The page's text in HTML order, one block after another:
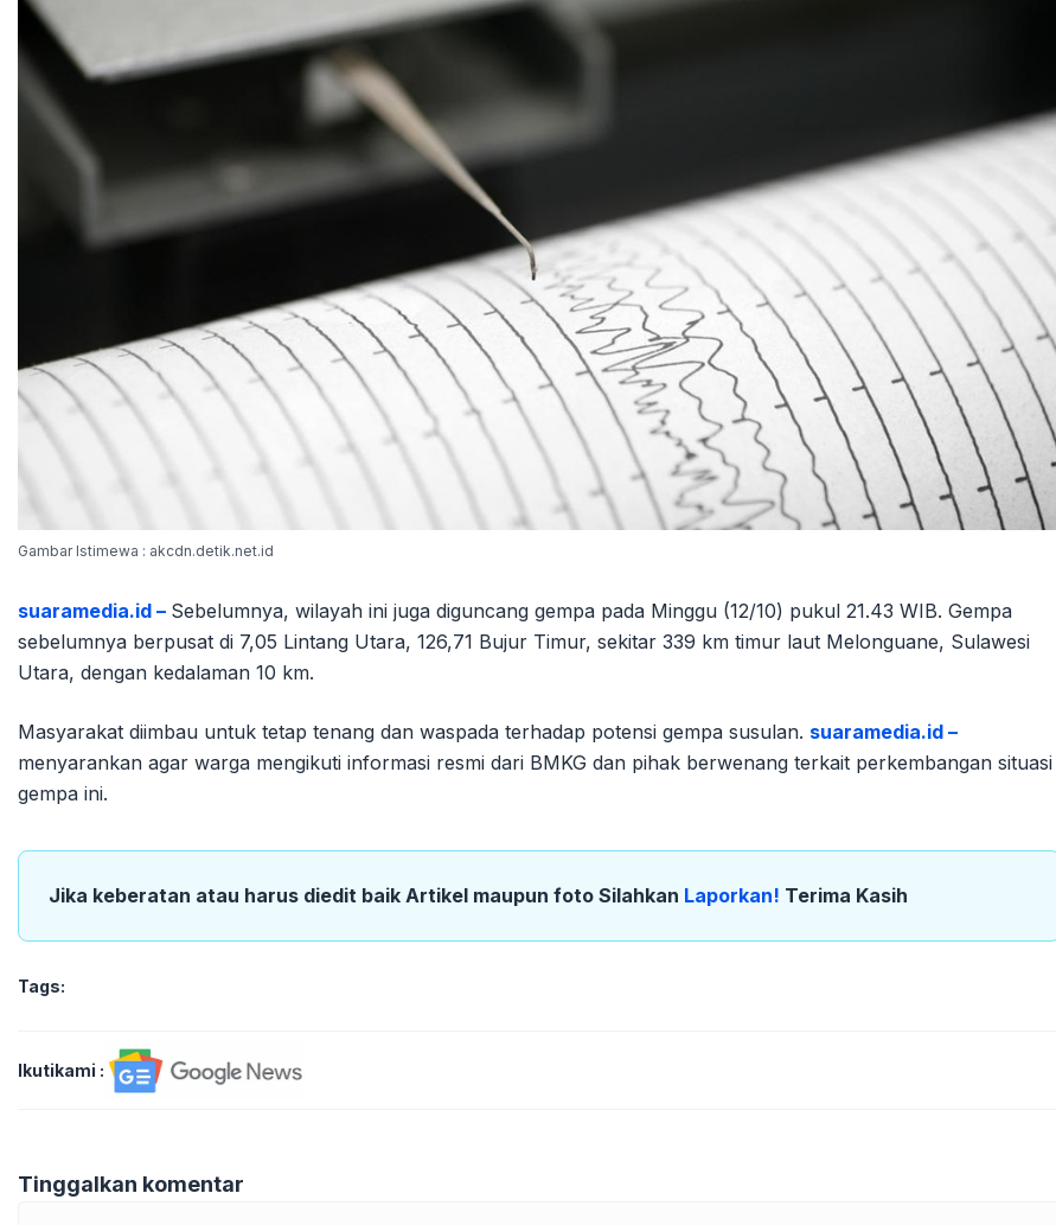
Gambar Istimewa : akcdn.detik.net.id
suaramedia.id – Sebelumnya, wilayah ini juga diguncang gempa pada Minggu (12/10) pukul 21.43 WIB. Gempa
sebelumnya berpusat di 7,05 Lintang Utara, 126,71 Bujur Timur, sekitar 339 km timur laut Melonguane, Sulawesi
Utara, dengan kedalaman 10 km.
Masyarakat diimbau untuk tetap tenang dan waspada terhadap potensi gempa susulan. suaramedia.id –
menyarankan agar warga mengikuti informasi resmi dari BMKG dan pihak berwenang terkait perkembangan situasi
gempa ini.
Jika keberatan atau harus diedit baik Artikel maupun foto Silahkan Laporkan! Terima Kasih
Tags:
Ikutikami :
Tinggalkan komentar